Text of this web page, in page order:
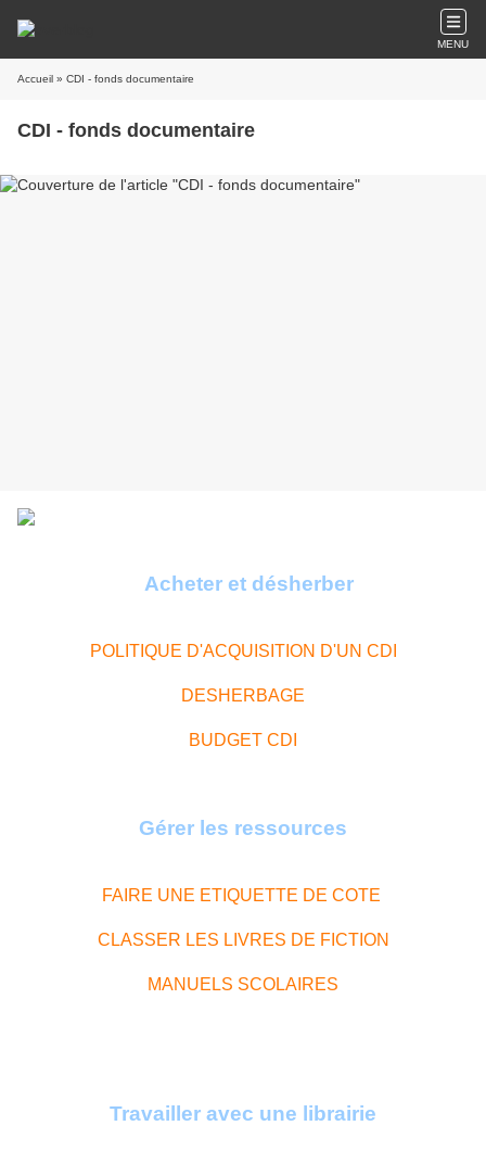
MENU
Accueil » CDI - fonds documentaire
CDI - fonds documentaire
Acheter et désherber
POLITIQUE D'ACQUISITION D'UN CDI
DESHERBAGE
BUDGET CDI
Gérer les ressources
FAIRE UNE ETIQUETTE DE COTE
CLASSER LES LIVRES DE FICTION
MANUELS SCOLAIRES
Travailler avec une librairie